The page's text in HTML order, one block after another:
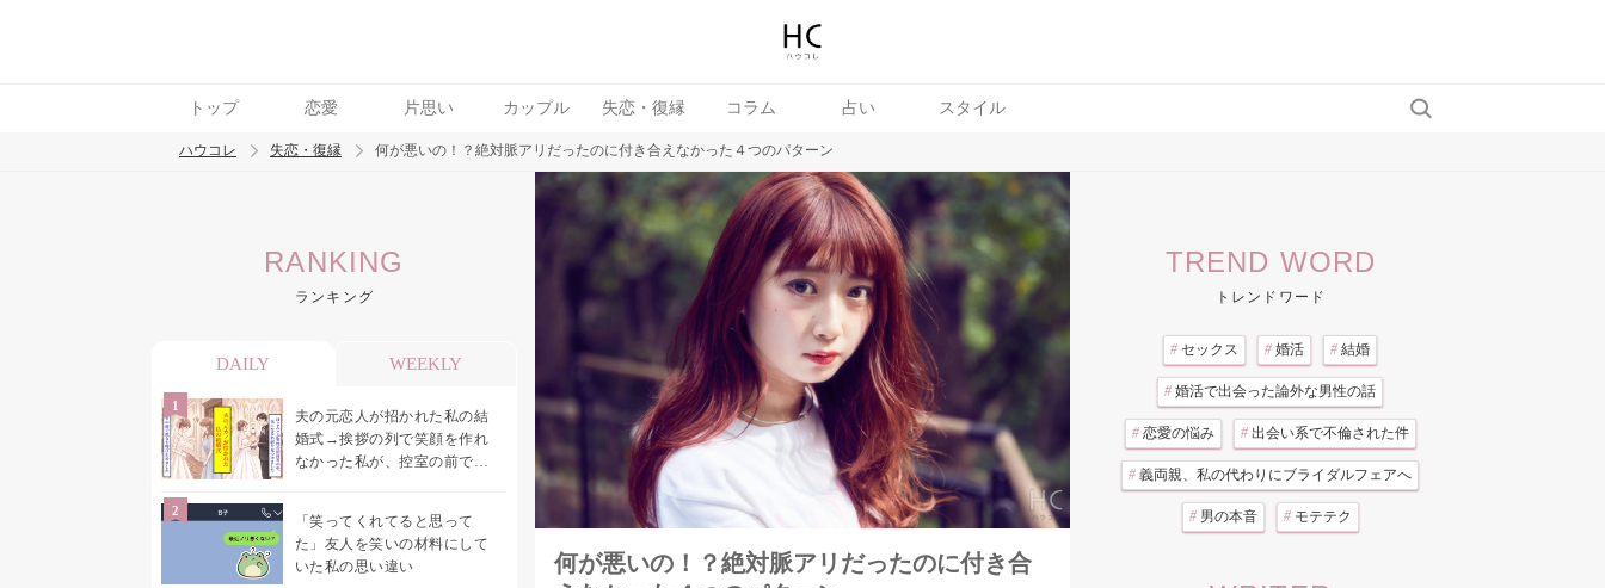
トップ 恋愛 片思い カップル 失恋・復縁 コラム 占い スタイル
トレンド ワード
ハウコレ 失恋・復縁 何が悪いの！？絶対脈アリだったのに付き合えなかった４つのパターン
RANKING
ランキング
DAILY WEEKLY
夫の元恋人が招かれた私の結
婚式→挨拶の列で笑顔を作れ
なかった私が、控室の前で彼
「笑ってくれてると思って
た」友人を笑いの材料にして
いた私の思い違い
何が悪いの！？絶対脈アリだったのに付き合
TREND WORD
トレンドワード
# セックス # 婚活 # 結婚
# 婚活で出会った論外な男性の話
# 恋愛の悩み # 出会い系で不倫された件
# 義両親、私の代わりにブライダルフェアへ
# 男の本音 # モテテク